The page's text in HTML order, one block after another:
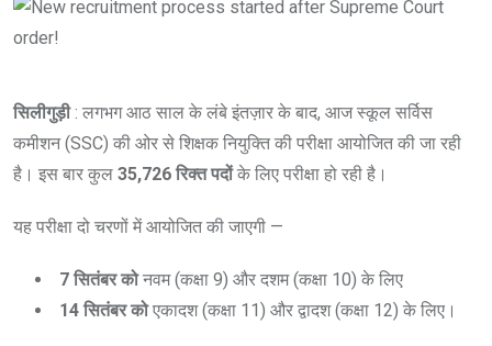
सिलीगुड़ी: लगभग आठ साल के लंबे इंतज़ार के बाद, आज स्कूल सर्विस
कमीशन (SSC) की ओर से शिक्षक नियुक्ति की परीक्षा आयोजित की जा रही
है। इस बार कुल 35,726 रिक्त पदोंके लिए परीक्षा हो रही है।
यह परीक्षा दो चरणों में आयोजित की जाएगी —
7 सितंबर कोनवम (कक्षा 9) और दशम (कक्षा 10) के लिए
14 सितंबर कोएकादश (कक्षा 11) और द्वादश (कक्षा 12) के लिए।